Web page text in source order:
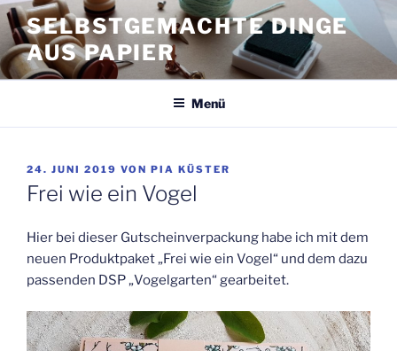
Zum
Inhalt
springen
SELBSTGEMACHTE DINGE
AUS PAPIER
Menü
VERÖFFENTLICHT
AM
24. JUNI 2019 VON PIA KÜSTER
Frei wie ein Vogel
Hier bei dieser Gutscheinverpackung habe ich mit dem
neuen Produktpaket „Frei wie ein Vogel“ und dem dazu
passenden DSP „Vogelgarten“ gearbeitet.